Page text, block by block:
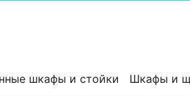
шкафы и стойки Шкафы и